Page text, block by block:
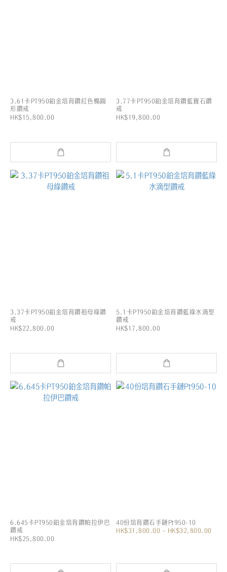
3.61卡PT950鉑金培育鑽紅色橢圓
形鑽戒
HK$15,800.00
3.77卡PT950鉑金培育鑽藍寶石鑽
戒
HK$19,800.00
3.37卡PT950鉑金培育鑽祖母綠鑽
戒
HK$22,800.00
5.1卡PT950鉑金培育鑽藍綠水滴型
鑽戒
HK$17,800.00
6.645卡PT950鉑金培育鑽帕拉伊巴
鑽戒
HK$25,800.00
40份培育鑽石手鏈Pt950-10
HK$31,800.00 ~ HK$32,800.00